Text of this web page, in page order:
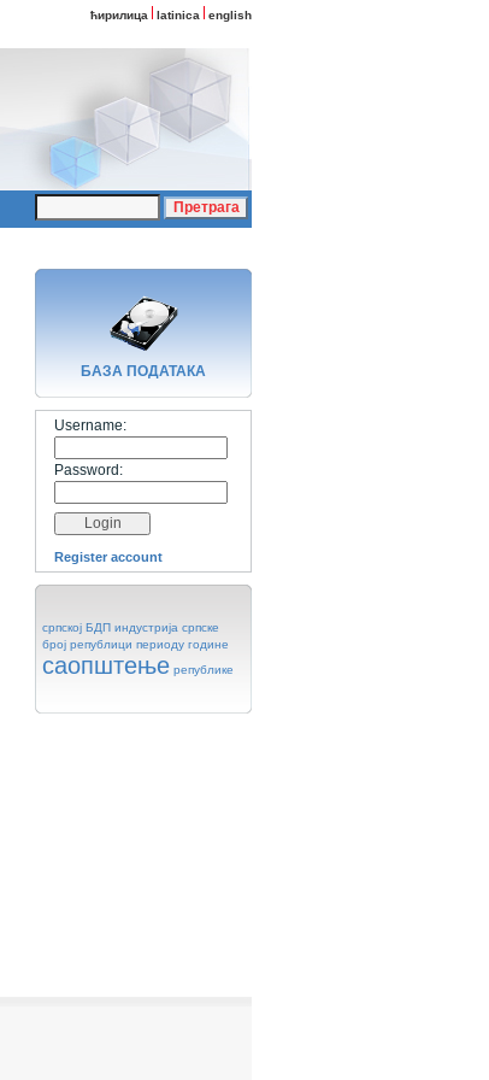
ћирилица latinica english
БАЗA ПОДАТАКА
Username:
Password:
Register account
српској БДП индустрија српске
број републици периоду године
саопштење републике